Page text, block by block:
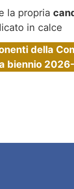
la propria
in calce
della
biennio